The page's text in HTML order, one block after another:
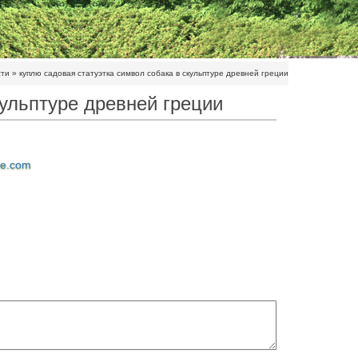
» куплю садовая статуэтка символ собака в скульптуре древней греции
древней греции
нежную привязанность богиня является
ангелов, львов и др. Купить скульптуру.В
Греция Эллинистический период